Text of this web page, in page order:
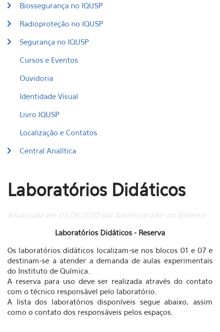
Biossegurança no IQUSP
Radioproteção no IQUSP
Segurança no IQUSP
Cursos e Eventos
Ouvidoria
Identidade Visual
Livro IQUSP
Localização e Contatos
Central Analítica
Laboratórios Didáticos
Atualizado em 03/06/2020 por Administrador do Sistema
Laboratórios Didáticos - Reserva
Os laboratórios didáticos localizam-se nos blocos 01 e 07 e
destinam-se a atender a demanda de aulas experimentais
do Instituto de Química.
A reserva para uso deve ser realizada através do contato
com o técnico responsável pelo laboratório.
A lista dos laboratórios disponíveis segue abaixo, assim
como o contato dos responsáveis pelos espaços.